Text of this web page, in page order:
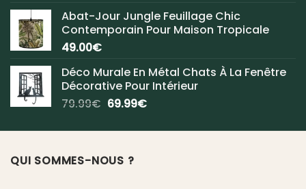
initial
était :
actuel
est :
Abat-Jour Jungle Feuillage Chic
Contemporain Pour Maison Tropicale
49.00€
Déco Murale En Métal Chats À La Fenêtre
Décorative Pour Intérieur
79.99€ Le
initial
79.99€.
69.99€Le
actuel
QUI SOMMES-NOUS ?